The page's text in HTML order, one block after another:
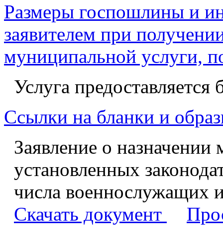
Размеры госпошлины и
заявителем при
муниципальной услуги,
Услуга предоставляется
Ссылки на бланки и
Заявление о
установленных
числа военнослужащих
Скачать документ